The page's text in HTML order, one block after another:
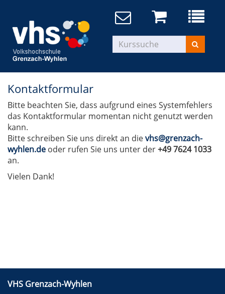
Kontaktformular
Bitte beachten Sie, dass aufgrund eines Systemfehlers
das Kontaktformular momentan nicht genutzt werden
kann.
Bitte schreiben Sie uns direkt an dievhs@grenzach-
wyhlen.de oder rufen Sie uns unter der+49 7624 1033
an.
Vielen Dank!
VHS Grenzach-Wyhlen